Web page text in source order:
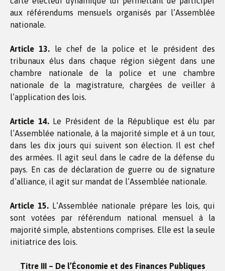
aux référendums mensuels organisés par l’Assemblée
nationale.
Article 13. le chef de la police et le président des
tribunaux élus dans chaque région siègent dans une
chambre nationale de la police et une chambre
nationale de la magistrature, chargées de veiller à
l’application des lois.
Article 14.Le Président de la République est élu par
l’Assemblée nationale, à la majorité simple et à un tour,
dans les dix jours qui suivent son élection. Il est chef
des armées. Il agit seul dans le cadre de la défense du
pays. En cas de déclaration de guerre ou de signature
d’alliance, il agit sur mandat de l’Assemblée nationale.
Article 15. L’Assemblée nationale prépare les lois, qui
sont votées par référendum national mensuel à la
majorité simple, abstentions comprises. Elle est la seule
initiatrice des lois.
Titre III – De l’Économie et des Finances Publiques